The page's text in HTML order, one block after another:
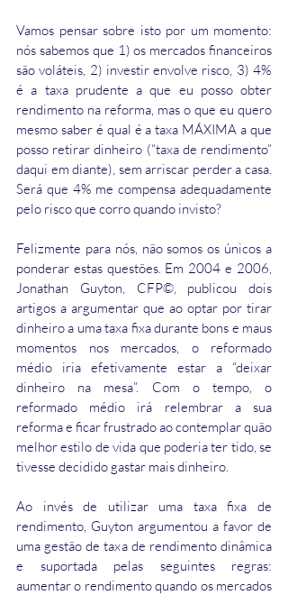
Vamos pensar sobre isto por um momento:
nós sabemos que 1) os mercados financeiros
são voláteis, 2) investir envolve risco, 3) 4%
é a taxa prudente a que eu posso obter
rendimento na reforma, mas o que eu quero
mesmo saber é qual é a taxa MÁXIMA a que
posso retirar dinheiro (“taxa de rendimento”
daqui em diante), sem arriscar perder a casa.
Será que 4% me compensa adequadamente
pelo risco que corro quando invisto?
Felizmente para nós, não somos os únicos a
ponderar estas questões. Em 2004 e 2006,
Jonathan Guyton, CFP©, publicou dois
artigos a argumentar que ao optar por tirar
dinheiro a uma taxa fixa durante bons e maus
momentos nos mercados, o reformado
médio iria efetivamente estar a “deixar
dinheiro na mesa”. Com o tempo, o
reformado médio irá relembrar a sua
reforma e ficar frustrado ao contemplar quão
melhor estilo de vida que poderia ter tido, se
tivesse decidido gastar mais dinheiro.
Ao invés de utilizar uma taxa fixa de
rendimento, Guyton argumentou a favor de
uma gestão de taxa de rendimento dinâmica
e suportada pelas seguintes regras:
aumentar o rendimento quando os mercados